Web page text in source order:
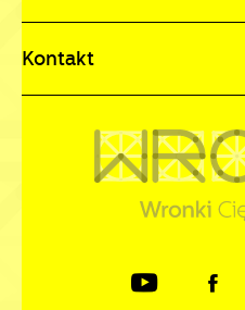
Kontakt